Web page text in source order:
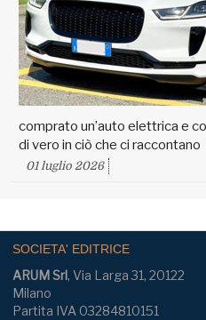
comprato un’auto elettrica e
di vero in ciò che ci raccontano
01 luglio 2026
SOCIETA' EDITRICE
ARUM Srl, Via Larga 31, 20122
Milano
Partita IVA 03284810151